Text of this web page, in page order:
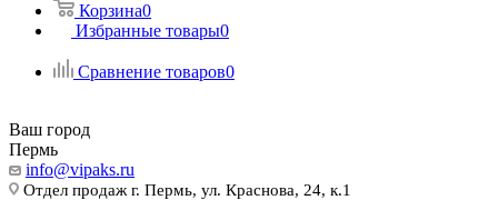
Корзина0
Избранные товары0
Сравнение товаров0
Ваш город
Пермь
info@vipaks.ru
Отдел продаж г. Пермь, ул. Краснова, 24, к.1